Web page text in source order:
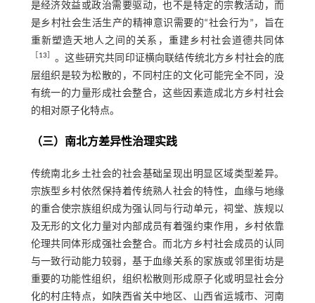
是经济效益或政治需要驱动，也不是特定的宗教活动，而
是乡村社会生活生产的精神意识需要的“社会行为”，旨在
重新塑造天地人之间的关系，重建乡村社会道德共同体
13
。这些研究共同印证横向联结传统北方乡村社会的底
层组织是较为松散的，不同村庄的文化可能完全不同，没
有统一的力量形成社会整合，这些因素造成北方乡村社会
的相对原子化特点。
（三）南北方差异性治理实践
传统南北乡土社会的社会基础呈现出明显区域类型差异。
宗族型乡村依然保持着传统熟人社会的特性，血缘与地缘
的重合使宗族组织成为强认同与行动单元，祠堂、族规以
及无形的文化力量对内部成员有着强约束作用，乡村依靠
伦理共同体形成强社会整合。而北方乡村社会成员的认同
与一致行动能力较弱，基于血缘关系的家族或邻里街坊是
重要的功能性组织，组织松散则形成原子化或明显社会分
化的村庄特点，如陕西省关中地区、山西省运城市、河南